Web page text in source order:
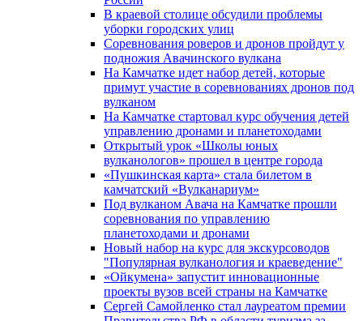
В краевой столице обсудили проблемы
уборки городских улиц
Соревнования роверов и дронов пройдут у
подножия Авачинского вулкана
На Камчатке идет набор детей, которые
примут участие в соревнованиях дронов под
вулканом
На Камчатке стартовал курс обучения детей
управлению дронами и планетоходами
Открытый урок «Школы юных
вулканологов» прошел в центре города
«Пушкинская карта» стала билетом в
камчатский «Вулканариум»
Под вулканом Авача на Камчатке прошли
соревнования по управлению
планетоходами и дронами
Новый набор на курс для экскурсоводов
"Популярная вулканология и краеведение"
«Ойкумена» запустит инновационные
проекты вузов всей страны на Камчатке
Сергей Самойленко стал лауреатом премии